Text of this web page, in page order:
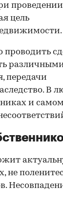
проведении
цель
проводить
передачи
В
и
не